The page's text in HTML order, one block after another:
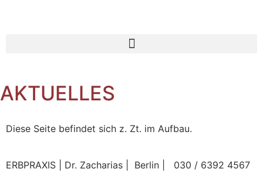
AKTUELLES
Diese Seite befindet sich z. Zt. im Aufbau.
ERBPRAXIS | Dr. Zacharias | Berlin | 030 / 6392 4567